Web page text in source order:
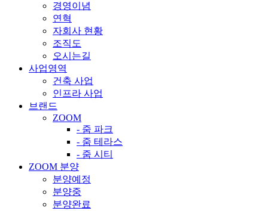
경영이념
연혁
자회사 현황
조직도
오시는길
사업영역
건축 사업
인프라 사업
브랜드
ZOOM
- 줌 파크
- 줌 테라스
- 줌 시티
ZOOM 분양
분양예정
분양중
분양완료